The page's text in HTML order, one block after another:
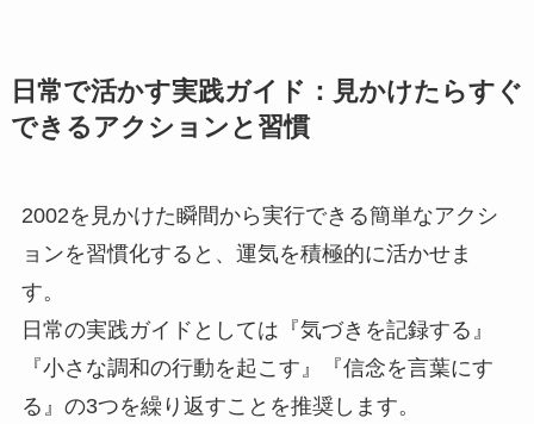
日常で活かす実践ガイド：見かけたらすぐ
できるアクションと習慣
2002を見かけた瞬間から実行できる簡単なアクシ
ョンを習慣化すると、運気を積極的に活かせま
す。
日常の実践ガイドとしては『気づきを記録する』
『小さな調和の行動を起こす』『信念を言葉にす
る』の3つを繰り返すことを推奨します。